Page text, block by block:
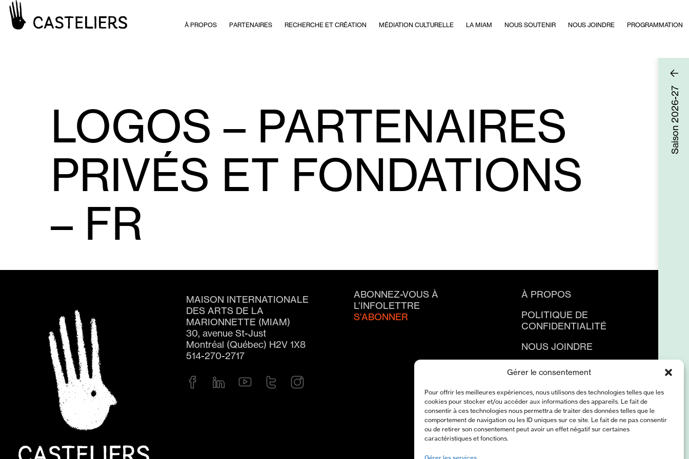
Gérer le consentement
Pour offrir les meilleures expériences, nous utilisons des technologies telles que les
cookies pour stocker et/ou accéder aux informations des appareils. Le fait de
consentir à ces technologies nous permettra de traiter des données telles que le
comportement de navigation ou les ID uniques sur ce site. Le fait de ne pas consentir
ou de retirer son consentement peut avoir un effet négatif sur certaines
caractéristiques et fonctions.
À PROPOS PARTENAIRES RECHERCHE ET CRÉATION MÉDIATION CULTURELLE LA MIAM NOUS SOUTENIR NOUS JOINDRE PROGRAMMATION
Saison
2026-27
LOGOS – PARTENAIRES
PRIVÉS ET FONDATIONS
– FR
MAISON INTERNATIONALE
DES ARTS DE LA
MARIONNETTE (MIAM)
30, avenue St-Just
Montréal (Québec) H2V 1X8
514-270-2717
ABONNEZ-VOUS À
L’INFOLETTRE
S'ABONNER
À PROPOS
POLITIQUE DE
CONFIDENTIALITÉ
NOUS JOINDRE